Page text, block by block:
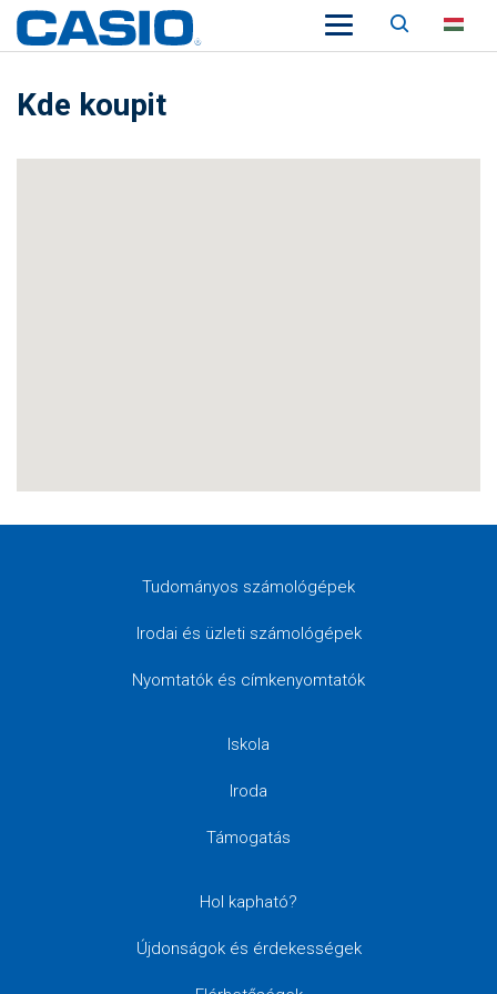
Keresés
Kde koupit
Tudományos számológépek
Irodai és üzleti számológépek
Nyomtatók és címkenyomtatók
Iskola
Iroda
Támogatás
Hol kapható?
Újdonságok és érdekességek